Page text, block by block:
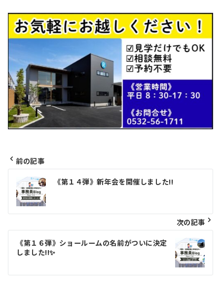
稿
ナ
ビ
ゲ
ー
前の記事
《第１４弾》新年会を開催しました!!
次の記事
《第１６弾》ショールームの名前がついに決定
しました!!✨